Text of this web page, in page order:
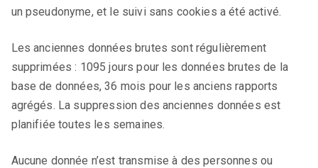
un pseudonyme, et le suivi sans cookies a été activé.
Les anciennes données brutes sont régulièrement
supprimées : 1095 jours pour les données brutes de la
base de données, 36 mois pour les anciens rapports
agrégés. La suppression des anciennes données est
planifiée toutes les semaines.
Aucune donnée n’est transmise à des personnes ou